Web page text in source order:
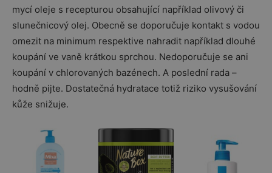
mycí oleje s recepturou obsahující například olivový či
slunečnicový olej. Obecně se doporučuje kontakt s vodou
omezit na minimum respektive nahradit například dlouhé
koupání ve vaně krátkou sprchou. Nedoporučuje se ani
koupání v chlorovaných bazénech. A poslední rada –
hodně pijte. Dostatečná hydratace totiž riziko vysušování
kůže snižuje.